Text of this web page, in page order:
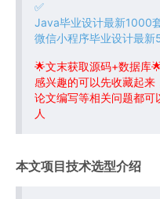
✅
Java毕业设计最新1000
微信小程序毕业设计最
🌟文末获取源码+数据库
感兴趣的可以先收藏起来
论文编写等相关问题都可
人
本文项目技术选型介绍